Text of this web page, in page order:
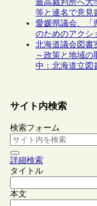
最高裁判所へ大
等と連名で意見
愛媛県議会、「
のためのアクシ
北海道議会図
～政策と地域
中：北海道立図
サイト内検索
検索フォーム
詳細検索
タイトル
本文